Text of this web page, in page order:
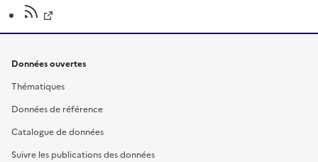
Données ouvertes
Thématiques
Données de référence
Catalogue de données
Suivre les publications des données